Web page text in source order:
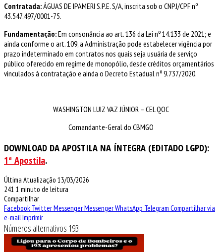
Contratada:ÁGUAS DE IPAMERI S.P.E. S/A, inscrita sob o CNPJ/CPF nº
43.547.497/0001-75.
Fundamentação:Em consonância ao art. 136 da Lei nº 14.133 de 2021; e
ainda conforme o art. 109, a Administração pode estabelecer vigência por
prazo indeterminado em contratos nos quais seja usuária de serviço
público oferecido em regime de monopólio, desde créditos orçamentários
vinculados à contratação e ainda o Decreto Estadual nº 9.737/2020.
WASHINGTON LUIZ VAZ JÚNIOR – CEL QOC
Comandante-Geral do CBMGO
DOWNLOAD DA APOSTILA NA ÍNTEGRA (EDITADO LGPD):
1ª Apostila.
Última Atualização 13/03/2026
241 1 minuto de leitura
Compartilhar
Facebook TwitterMessengerMessengerWhatsApp Telegram Compartilhar via
e-mailImprimir
Números alternativos 193